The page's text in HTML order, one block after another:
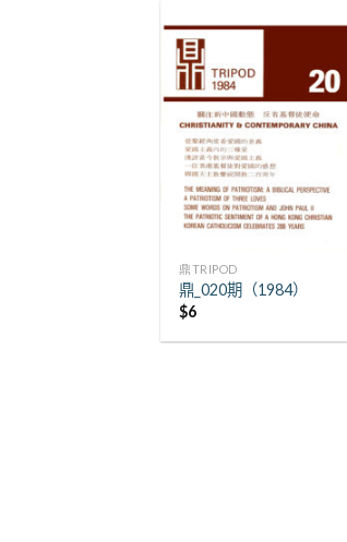
+
鼎TRIPOD
鼎_020期（1984）
$6